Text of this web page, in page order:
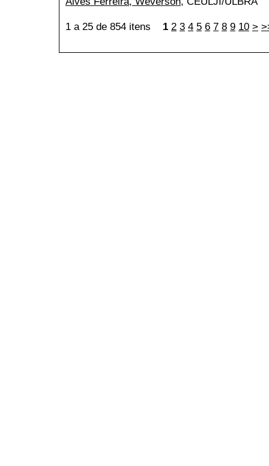
1 a 25 de 854 itens 1 2 3 4 5 6 7 8 9 10 >